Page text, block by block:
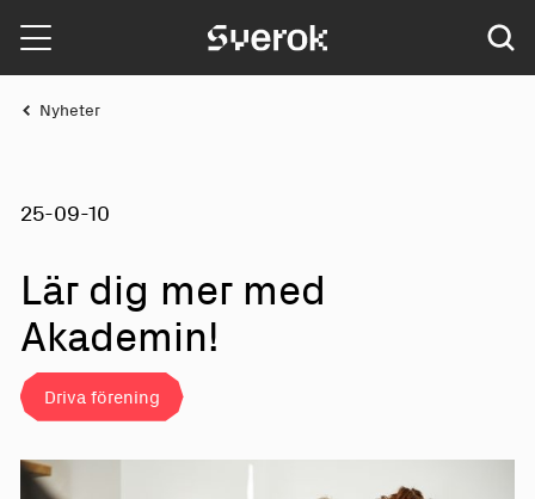
Sverok
Nyheter
25-09-10
Lär dig mer med
Akademin!
Driva förening